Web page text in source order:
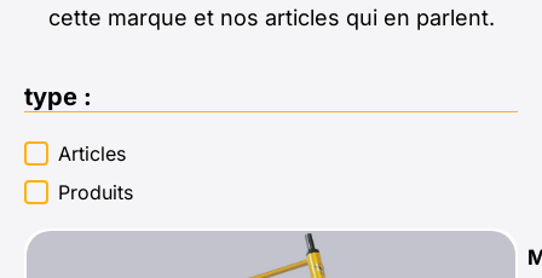
cette marque et nos articles qui en parlent.
type :
type :Articles
Produits